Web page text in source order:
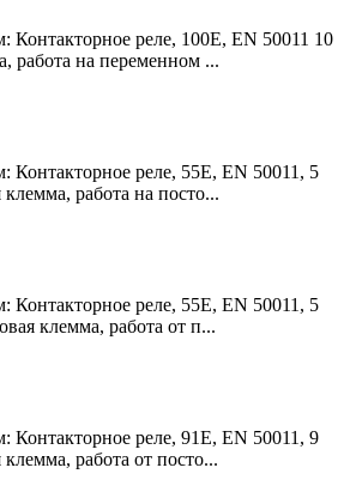
Контакторное реле, 100E, EN 50011 10
работа на переменном ...
Контакторное реле, 55E, EN 50011, 5
работа на посто...
Контакторное реле, 55E, EN 50011, 5
клемма, работа от п...
Контакторное реле, 91E, EN 50011, 9
работа от посто...